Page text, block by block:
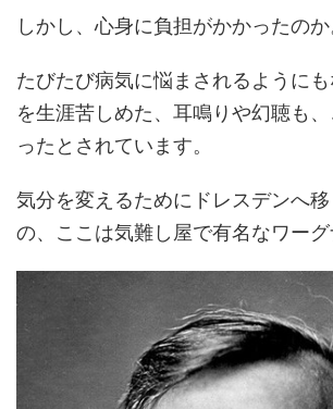
しかし、心身に負担がかかったのか
たびたび病気に悩まされるように
を生涯苦しめた、耳鳴りや幻聴も
ったとされています。
気分を変えるためにドレスデンへ
の、ここは気難し屋で有名なワーグ